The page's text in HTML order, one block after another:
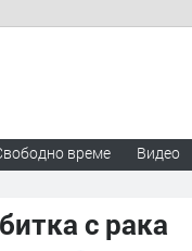
време Видео
с рака